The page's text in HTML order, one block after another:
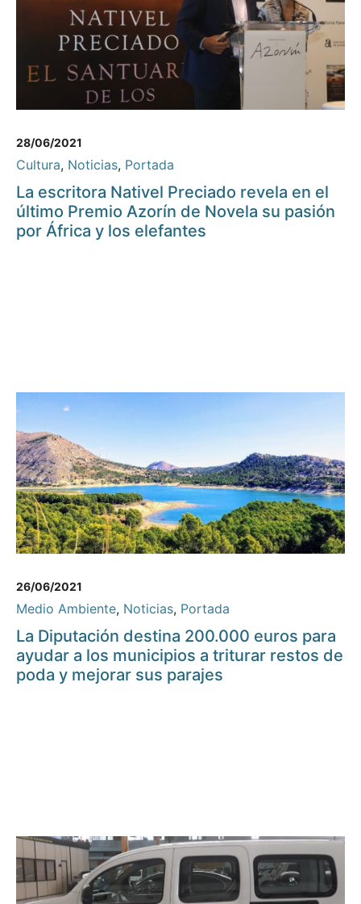
28/06/2021
Cultura, Noticias, Portada
La escritora Nativel Preciado revela en el
último Premio Azorín de Novela su pasión
por África y los elefantes
26/06/2021
Medio Ambiente, Noticias, Portada
La Diputación destina 200.000 euros para
ayudar a los municipios a triturar restos de
poda y mejorar sus parajes